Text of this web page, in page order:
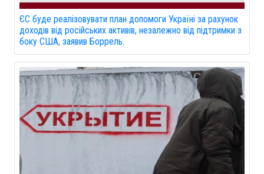
ЄС буде реалізовувати план допомоги Україні за рахунок
доходів від російських активів, незалежно від підтримки з
боку США, заявив Боррель.